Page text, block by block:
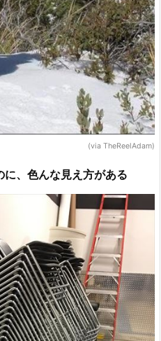
(via TheReelAdam)
、色んな見え方がある